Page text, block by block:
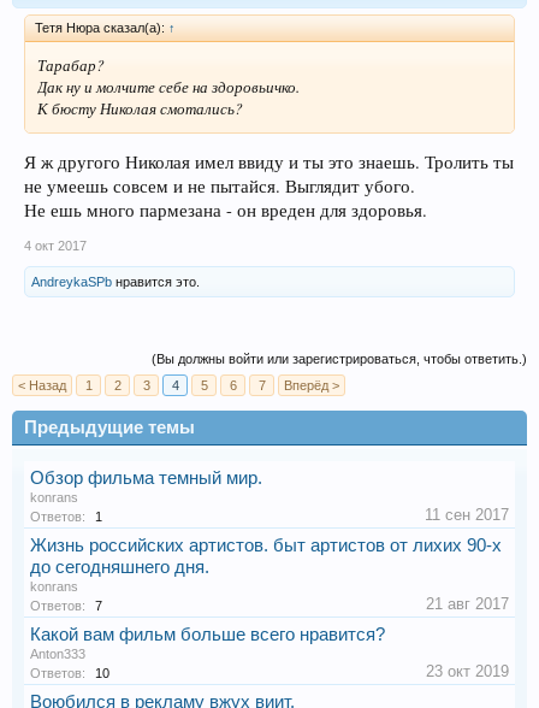
Тетя Нюра сказал(а): ↑
Тарабар?
Дак ну и молчите себе на здоровьичко.
К бюсту Николая смотались?
Я ж другого Николая имел ввиду и ты это знаешь. Тролить ты
не умеешь совсем и не пытайся. Выглядит убого.
Не ешь много пармезана - он вреден для здоровья.
4 окт 2017
AndreykaSPb нравится это.
(Вы должны войти или зарегистрироваться, чтобы ответить.)
< Назад
1 2 3 4 5 6 7 Вперёд >
Предыдущие темы
Обзор фильма темный мир.
konrans
Ответов:
1 11 сен 2017
Жизнь российских артистов. быт артистов от лихих 90-x
до сегодняшнего дня.
konrans
Ответов:
7 21 авг 2017
Какой вам фильм больше всего нравится?
Anton333
Ответов:
10 23 окт 2019
Воюбился в рекламу вжух виит.